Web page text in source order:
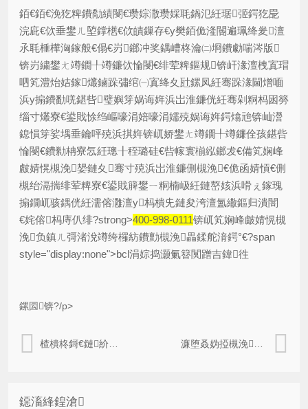
銆€銆€浼犵粺鐨勪績閿€瓒婃潵瓒婇毦鍋氾紝琚弬鍔犵巼
浣庛€佽垂鐢ㄦ埅鐣欍€佽皟鏁存€у樊銆佹湰閽遍珮绛夎澶
氶毦棰樺洶鎵般€傝€岃鎯冲奖鍝嶆柊瀹㈡埛鐨勮喘涔版
锛岃繍鐢ㄤ竴鐗╀竴鐮佽惀閿€绯荤粺鏂规锛屽湪澶栧寘瑁
呬笂澧炲姞鎵爜鏀跺彇绾㈠寘绛夊瓧鏍凤紝骞跺湪閫熷喕
浜у搧鐨勫唴鍖呰璧嬩笌娲诲姩浜岀淮鐮侊紝骞剁粡杩囦簩
缁寸爜寮€鍙戝悇绉嶇嚎涓婄嚎涓嬬殑娲诲姩鍔熻兘锛屾瀯
鎴愪笌娑堣垂鑰呯殑浜掑姩锛屼娇鐢ㄤ竴鐗╀竴鐮佺孩鍖呰
惀閿€鐨勬柟寮忥紝璁╂秷璐硅€呰幏寰椾紭鎯犮€備笂娴峰
皻婧愰槻浼嫢鏈夊骞寸殑浜岀淮鐮侀槻浼€佹函婧愩€侀
槻绐滆揣绯荤粺寮€鍙戝簲鐢ㄧ粡楠岋紝鏈嶅姟浜嗗ぇ鎵瑰
搧鐗屼骇鍝侊紝濡傛灉澶у杩樻兂鏈夋洿澶氳繖鏂归潰闇
€姹傛杩庤仈绯?strong>400-998-0111锛屼笂娴峰皻婧愰槻
浼负鎮ㄦ彁渚涗竴绔欏紡鐨勯槻浼畾鍒舵湇鍔°€?span
style="display:none">bcl涓婃捣灏氭簮闃蹭吉鍏徃
鏍囩锛?/p>
楂樻柊鎶€鏈紒涓氶槻浼叕鍙革紝瀹夊叏鏈変繚闅?/a> 濂堕叒妫掗槻浼爣绛惧簲鐢紝缁存姢鍝佺墝澹拌獕
鐚滀綘鍠滄